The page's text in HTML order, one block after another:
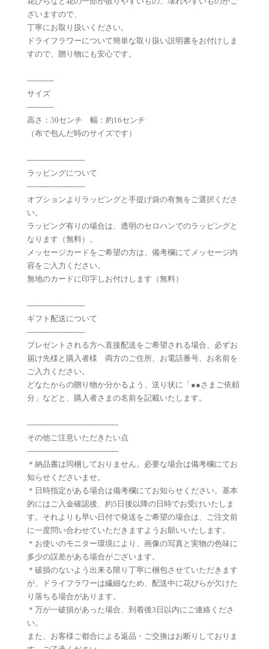
ざいますので、
丁寧にお取り扱いください。
ドライフラワーについて簡単な取り扱い説明書をお付けしま
すので、贈り物にも安心です。
-----------
サイズ
-----------
高さ：30センチ 幅：約16センチ
（布で包んだ時のサイズです）
------------------------
ラッピングについて
------------------------
オプションよりラッピングと手提げ袋の有無をご選択くださ
い。
ラッピング有りの場合は、透明のセロハンでのラッピングと
なります（無料）。
メッセージカードをご希望の方は、備考欄にてメッセージ内
容をご入力ください。
無地のカードに印字しお付けします（無料）
------------------------
ギフト配送について
------------------------
プレゼントされる方へ直接配送をご希望される場合、必ずお
届け先様と購入者様 両方のご住所、お電話番号、お名前を
ご入力ください。
どなたからの贈り物か分かるよう、送り状に「●●さまご依頼
分」などと、購入者さまの名前を記載いたします。
--------------------------------------
その他ご注意いただきたい点
--------------------------------------
＊納品書は同梱しておりません。必要な場合は備考欄にてお
知らせくださいませ。
＊日時指定がある場合は備考欄にてお知らせください。基本
的にはご入金確認後、約5日後以降の日時でお受けいたしま
す。それよりも早い日付で発送をご希望の場合は、ご注文前
に一度問い合わせていただきますようお願いいたします。
＊お使いのモニター環境により、画像の写真と実物の色味に
多少の誤差がある場合がございます。
＊破損のないよう出来る限り丁寧に梱包させていただきます
が、ドライフラワーは繊細なため、配送中に花びらが欠けた
り落ちる場合があります。
＊万が一破損があった場合、到着後3日以内にご連絡くださ
い。
また、お客様ご都合による返品・ご交換はお断りしておりま